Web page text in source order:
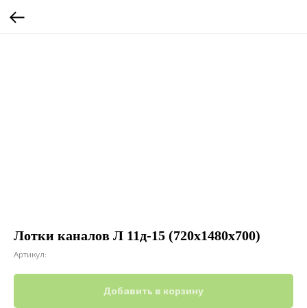
Лотки каналов Л 11д-15 (720х1480х700)
Артикул:
Добавить в корзину